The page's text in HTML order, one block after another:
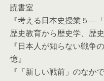
読書室
『考える日本史授業５―
歴史教育から歴史学、歴
『日本人が知らない戦
憶』
『「新しい戦前」のなか